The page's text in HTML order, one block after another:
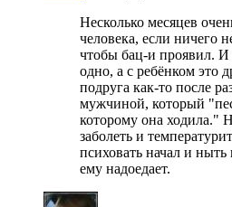
Несколько месяцев
человека, если ничего
чтобы бац-и проявил. И
одно, а с ребёнком это
подруга как-то после
мужчиной, который
которому она ходила."
заболеть и
психовать начал и ныть
ему надоедает.